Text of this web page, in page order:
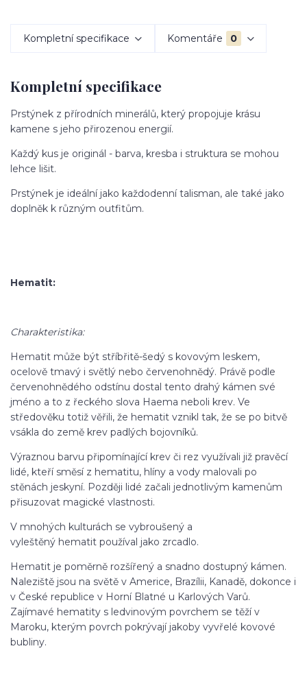
Kompletní specifikace Komentáře 0
Kompletní specifikace
Prstýnek z přírodních minerálů, který propojuje krásu
kamene s jeho přirozenou energií.
Každý kus je originál - barva, kresba i struktura se mohou
lehce lišit.
Prstýnek je ideální jako každodenní talisman, ale také jako
doplněk k různým outfitům.
Hematit:
Charakteristika:
Hematit může být stříbřitě-šedý s kovovým leskem,
ocelově tmavý i světlý nebo červenohnědý. Právě podle
červenohnědého odstínu dostal tento drahý kámen své
jméno a to z řeckého slova Haema neboli krev. Ve
středověku totiž věřili, že hematit vznikl tak, že se po bitvě
vsákla do země krev padlých bojovníků.
Výraznou barvu připomínající krev či rez využívali již pravěcí
lidé, kteří směsí z hematitu, hlíny a vody malovali po
stěnách jeskyní. Později lidé začali jednotlivým kamenům
přisuzovat magické vlastnosti.
V mnohých kulturách se vybroušený a
vyleštěný hematit používal jako zrcadlo.
Hematit je poměrně rozšířený a snadno dostupný kámen.
Naleziště jsou na světě v Americe, Brazílii, Kanadě, dokonce i
v České republice v Horní Blatné u Karlových Varů.
Zajímavé hematity s ledvinovým povrchem se těží v
Maroku, kterým povrch pokrývají jakoby vyvřelé kovové
bubliny.